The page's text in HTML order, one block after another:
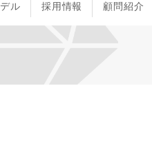
ル 採用情報 顧問紹介